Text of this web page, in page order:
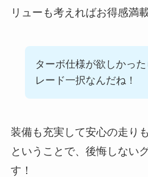
リューも考えればお得感満載
ターボ仕様が欲しかっ
レード一択なんだね！
装備も充実して安心の走り
ということで、後悔しない
す！